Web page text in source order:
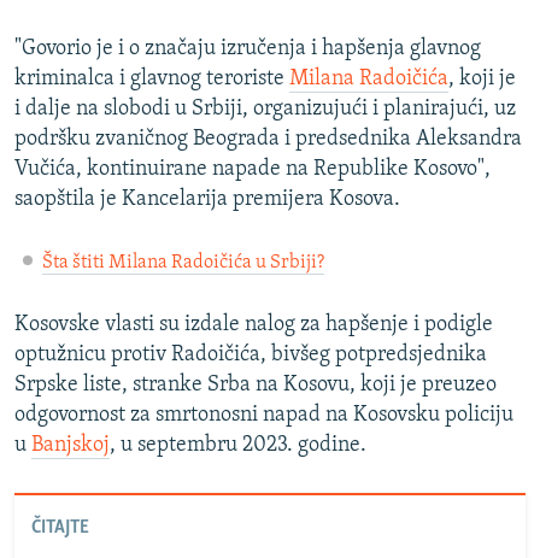
"Govorio je i o značaju izručenja i hapšenja glavnog
kriminalca i glavnog teroriste Milana Radoičića, koji je
i dalje na slobodi u Srbiji, organizujući i planirajući, uz
podršku zvaničnog Beograda i predsednika Aleksandra
Vučića, kontinuirane napade na Republike Kosovo",
saopštila je Kancelarija premijera Kosova.
Šta štiti Milana Radoičića u Srbiji?
Kosovske vlasti su izdale nalog za hapšenje i podigle
optužnicu protiv Radoičića, bivšeg potpredsjednika
Srpske liste, stranke Srba na Kosovu, koji je preuzeo
odgovornost za smrtonosni napad na Kosovsku policiju
u Banjskoj, u septembru 2023. godine.
ČITAJTE